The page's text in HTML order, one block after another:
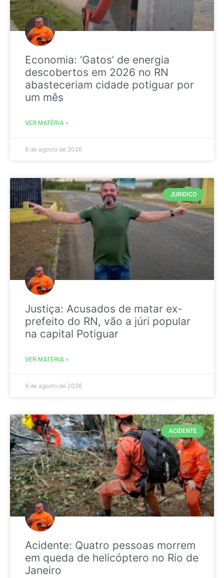
Economia: ‘Gatos’ de energia
descobertos em 2026 no RN
abasteceriam cidade potiguar por
um mês
VER MATÉRIA »
8 de agosto de 2026
JURIDICO
Justiça: Acusados de matar ex-
prefeito do RN, vão a júri popular
na capital Potiguar
VER MATÉRIA »
8 de agosto de 2026
ACIDENTE
Acidente: Quatro pessoas morrem
em queda de helicóptero no Rio de
Janeiro